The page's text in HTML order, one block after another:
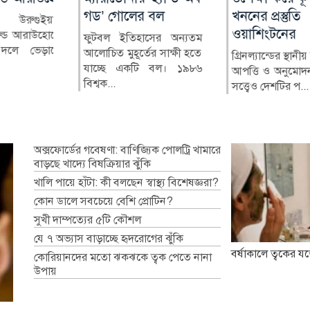
উরুগুইয়ান
আরাউহোকে
ভেড়াতে
স্বাস্থ্যসেবার চিত্র
বাংলাদেশের স্বাস্থ্য খাতে গত
কয়েক দশকে উল্লেখযোগ্য
অগ্রগতি হয়েছে। মাতৃ ও শি...
সমৃদ্ধ বাংলাদেশে
ও অধিকার চাই
আদিবাসী জনগণের
সংরক্ষণ এবং তাদের
চ্যালেঞ্জ সম্পর্কে
দে লা
(৭ আগ...
গড’ গোলের বল
ফুটবল ইতিহাসের অন্যতম
আলোচিত মুহূর্তের সাক্ষী হতে
যাচ্ছে একটি বল। ১৯৮৬
বিশ্বক...
খননের প্রস্তুতি
ওয়াশিংটনের
গ্রিনল্যান্ডের স্থানীয়
আপত্তি ও অনুমোদন
সত্ত্বেও দেশটির প...
অক্সফোর্ডের গবেষণা: বাণিজ্যিক পোলট্রি খামারে
বাড়ছে খাদ্যে বিষক্রিয়ার ঝুঁকি
খালি পায়ে হাঁটা: কী বলছেন স্বাস্থ্য বিশেষজ্ঞরা?
কোন ডালে সবচেয়ে বেশি প্রোটিন?
সুখী দাম্পত্যের ৫টি কৌশল
যে ৭ অভ্যাস বাড়াচ্ছে হৃদরোগের ঝুঁকি
কোরিয়ানদের মতো ঝকঝকে ত্বক পেতে নানা
উপায়
বর্ষাকালে ত্বকের